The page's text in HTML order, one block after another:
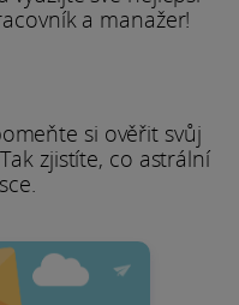
a manažer!
si ověřit svůj
zjistíte, co astrální